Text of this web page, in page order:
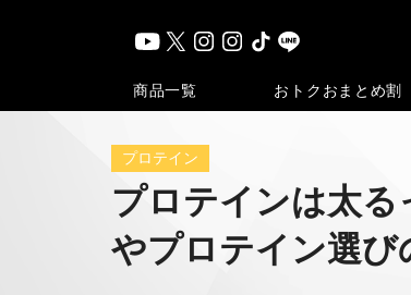
商品一覧 おトク おまとめ割
プロテイン
プロテインは太
やプロテイン選び